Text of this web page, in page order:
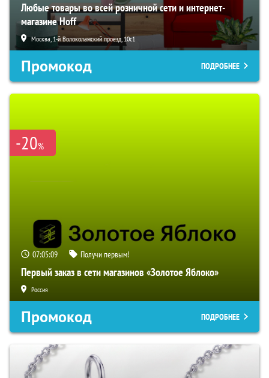
Любые товары во всей розничной сети и интернет-
магазине Hoff
Москва, 1-й Волоколамский проезд, 10с1
Промокод ПОДРОБНЕЕ
-20%
07:05:08 Получи первым!
Первый заказ в сети магазинов «Золотое Яблоко»
Россия
Промокод ПОДРОБНЕЕ